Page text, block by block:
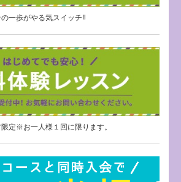
の一歩がやる気スイッチ‼
定※お一人様１回に限ります。